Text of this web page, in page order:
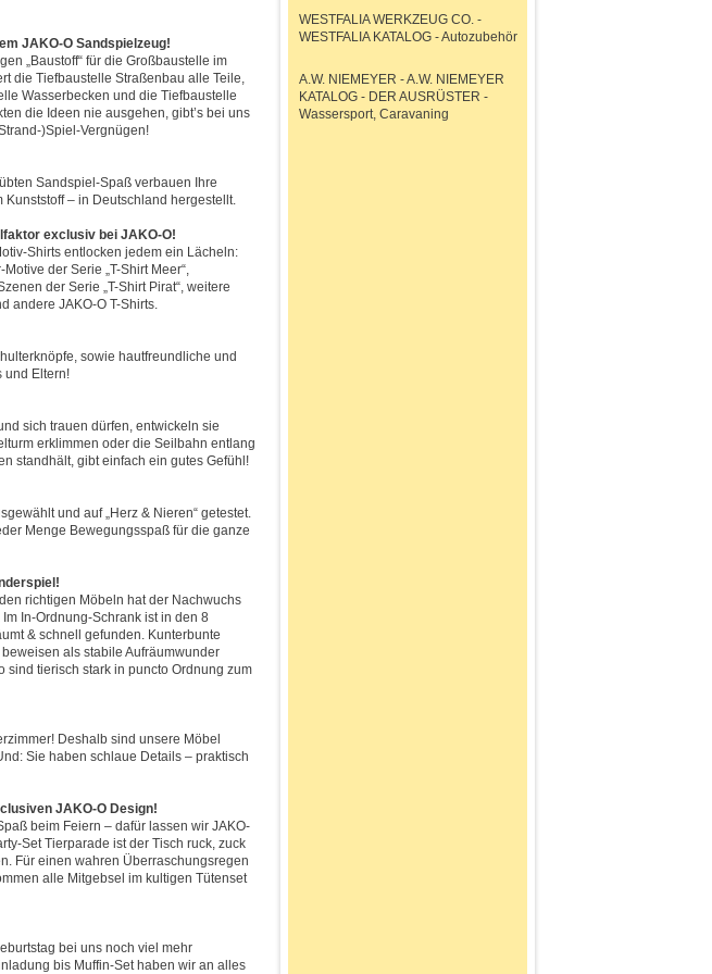
JAKO-O Sandspielzeug!
„Baustoff“ für die Großbaustelle im
die Tiefbaustelle Straßenbau alle Teile,
Wasserbecken und die Tiefbaustelle
die Ideen nie ausgehen, gibt’s bei uns
)Spiel-Vergnügen!
Sandspiel-Spaß verbauen Ihre
Kunststoff – in Deutschland hergestellt.
exclusiv bei JAKO-O!
Shirts entlocken jedem ein Lächeln:
der Serie „T-Shirt Meer“,
der Serie „T-Shirt Pirat“, weitere
andere JAKO-O T-Shirts.
sowie hautfreundliche und
und Eltern!
sich trauen dürfen, entwickeln sie
erklimmen oder die Seilbahn entlang
standhält, gibt einfach ein gutes Gefühl!
und auf „Herz & Nieren“ getestet.
Menge Bewegungsspaß für die ganze
richtigen Möbeln hat der Nachwuchs
In-Ordnung-Schrank ist in den 8
& schnell gefunden. Kunterbunte
als stabile Aufräumwunder
sind tierisch stark in puncto Ordnung zum
Deshalb sind unsere Möbel
Sie haben schlaue Details – praktisch
JAKO-O Design!
beim Feiern – dafür lassen wir JAKO-
Set Tierparade ist der Tisch ruck, zuck
Für einen wahren Überraschungsregen
alle Mitgebsel im kultigen Tütenset
bei uns noch viel mehr
bis Muffin-Set haben wir an alles
WESTFALIA WERKZEUG CO. -
WESTFALIA KATALOG - Autozubehör
A.W. NIEMEYER - A.W. NIEMEYER
KATALOG - DER AUSRÜSTER -
Wassersport, Caravaning